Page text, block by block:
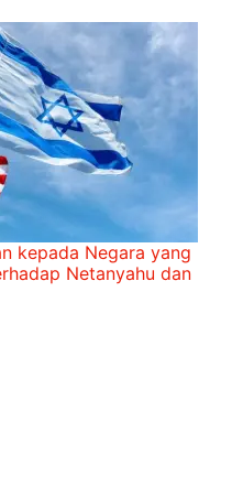
kepada Negara yang
Netanyahu dan